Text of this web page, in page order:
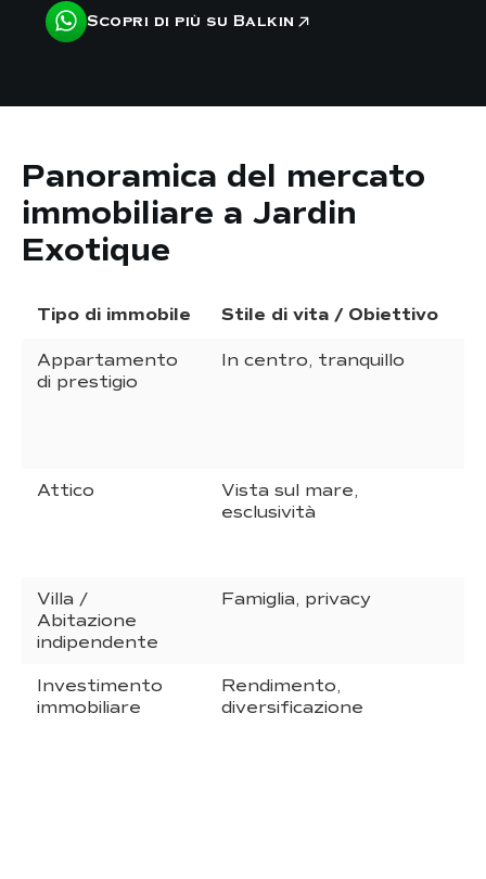
Scopri di più su Balkin
Panoramica del mercato
immobiliare a Jardin
Exotique
Tipo di immobile Stile di vita / Obiettivo
Appartamento
di prestigio
In centro, tranquillo
Attico
Vista sul mare,
esclusività
Villa /
Abitazione
indipendente
Famiglia, privacy
Investimento
immobiliare
Rendimento,
diversificazione